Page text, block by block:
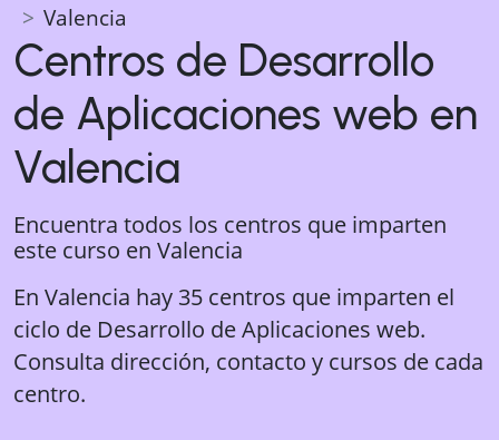
Valencia
Centros de Desarrollo
de Aplicaciones web en
Valencia
Encuentra todos los centros que imparten
este curso en Valencia
En Valencia hay 35 centros que imparten el
ciclo de Desarrollo de Aplicaciones web.
Consulta dirección, contacto y cursos de cada
centro.